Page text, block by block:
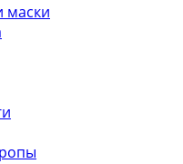
маски